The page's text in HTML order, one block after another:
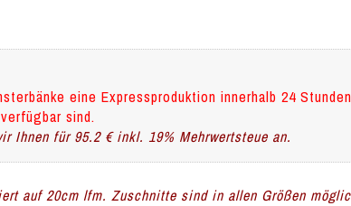
eine Expressproduktion innerhalb 24
sind.
Ihnen für 95.2 € inkl. 19% Mehrwertsteue an.
auf 20cm lfm. Zuschnitte sind in allen Größen